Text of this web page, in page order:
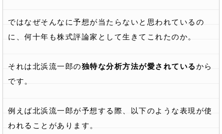
ではなぜそんなに予想が当たらないと思われているの
に、何十年も株式評論家として生きてこれたのか。
それは北浜流一郎の独特な分析方法が愛されているから
です。
例えば北浜流一郎が予想する際、以下のような表現が使
われることがあります。